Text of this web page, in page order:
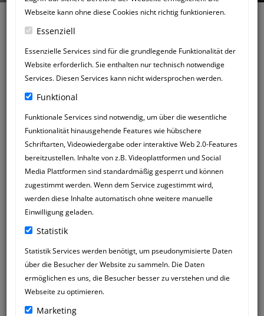
Webseite kann ohne diese Cookies nicht richtig funktionieren.
Essenziell
Essenzielle Services sind für die grundlegende Funktionalität der
Website erforderlich. Sie enthalten nur technisch notwendige
Services. Diesen Services kann nicht widersprochen werden.
Funktional
Funktionale Services sind notwendig, um über die wesentliche
Funktionalität hinausgehende Features wie hübschere
Schriftarten, Videowiedergabe oder interaktive Web 2.0-Features
bereitzustellen. Inhalte von z.B. Videoplattformen und Social
Media Plattformen sind standardmäßig gesperrt und können
zugestimmt werden. Wenn dem Service zugestimmt wird,
werden diese Inhalte automatisch ohne weitere manuelle
Einwilligung geladen.
Statistik
Statistik Services werden benötigt, um pseudonymisierte Daten
über die Besucher der Website zu sammeln. Die Daten
ermöglichen es uns, die Besucher besser zu verstehen und die
Webseite zu optimieren.
Marketing
NEUER
GÄSTEBUCHEINTRAG